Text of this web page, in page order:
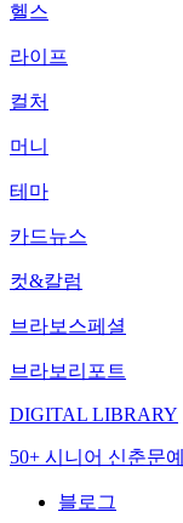
헬스
라이프
컬처
머니
테마
카드뉴스
컷&칼럼
브라보스페셜
브라보리포트
DIGITAL LIBRARY
50+ 시니어 신춘문예
블로그